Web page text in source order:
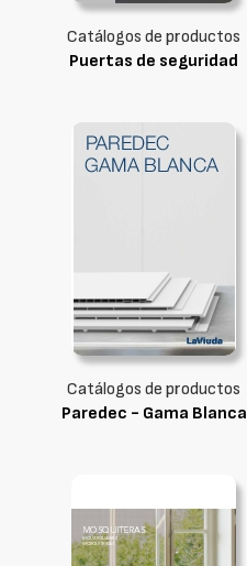
Catálogos de productos
Puertas de seguridad
Catálogos de productos
Paredec - Gama Blanca